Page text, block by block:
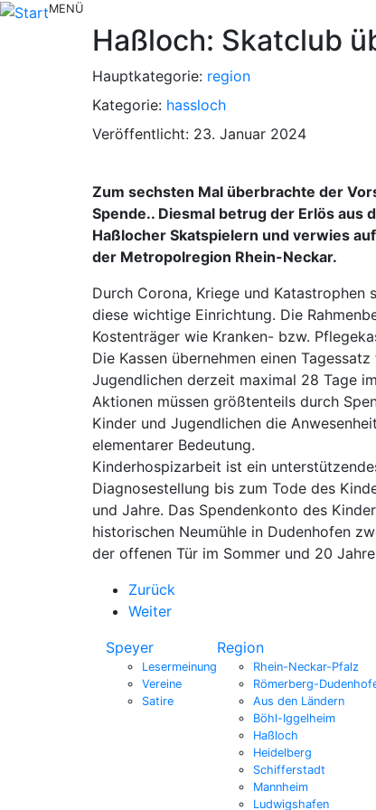
MENÜ
Haßloch: Skatclub
Hauptkategorie: region
Kategorie: hassloch
Veröffentlicht: 23. Januar 2024
Zum sechsten Mal überbrachte der
Spende.. Diesmal betrug der Erlös
Haßlocher Skatspielern und verwies
der Metropolregion Rhein-Neckar.
Durch Corona, Kriege und Katastrophen
diese wichtige Einrichtung. Die
Kostenträger wie Kranken- bzw.
Die Kassen übernehmen einen
Jugendlichen derzeit maximal 28 Tage
Aktionen müssen größtenteils durch
Kinder und Jugendlichen die
elementarer Bedeutung.
Kinderhospizarbeit ist ein
Diagnosestellung bis zum Tode des
und Jahre. Das Spendenkonto des
historischen Neumühle in Dudenhofen
der offenen Tür im Sommer und 20
Zurück
Weiter
Speyer
Lesermeinung
Vereine
Satire
Region
Rhein-Neckar-Pfalz
Römerberg-
Aus den Ländern
Böhl-Iggelheim
Haßloch
Heidelberg
Schifferstadt
Mannheim
Ludwigshafen